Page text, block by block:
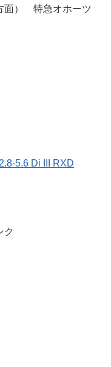
面） 特急オホーツ
5.6 Di III RXD
ク